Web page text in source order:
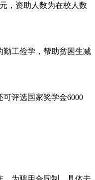
，资助人数为在校人数
勤工俭学，帮助贫困生减
评选国家奖学金6000